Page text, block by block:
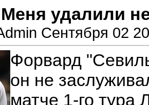
удалили
Сентября 02
Форвард
он не
матче 1-го тура